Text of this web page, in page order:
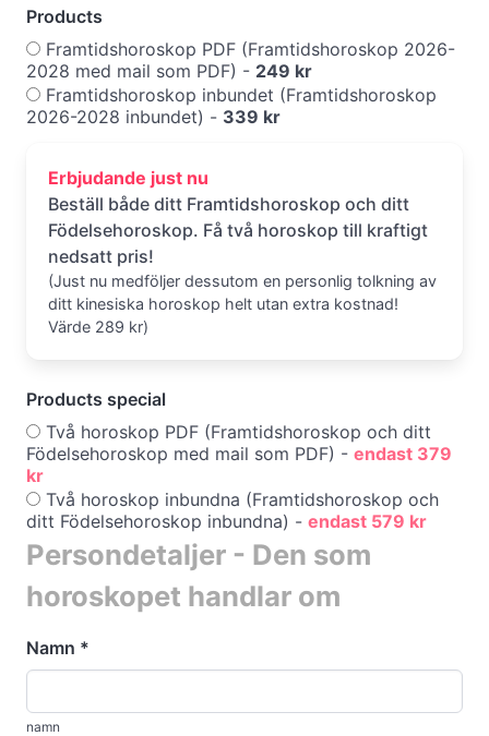
Products
2028 med mail som PDF) - 249 kr
2026-2028 inbundet) - 339 kr
Erbjudande just nu
Beställ både ditt Framtidshoroskop och ditt
Födelsehoroskop. Få två horoskop till kraftigt
nedsatt pris!
(Just nu medföljer dessutom en personlig tolkning av
ditt kinesiska horoskop helt utan extra kostnad!
Värde 289 kr)
Products special
Födelsehoroskop med mail som PDF) - endast 379
kr
ditt Födelsehoroskop inbundna) - endast 579 kr
Persondetaljer - Den som
horoskopet handlar om
Namn *
namn